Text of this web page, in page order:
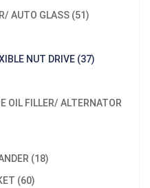
AUTO GLASS (51)
NUT DRIVE (37)
OIL FILLER/ ALTERNATOR
(18)
(60)